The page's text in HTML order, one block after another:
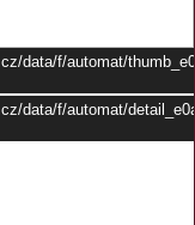
data/f/automat/
data/f/automat/